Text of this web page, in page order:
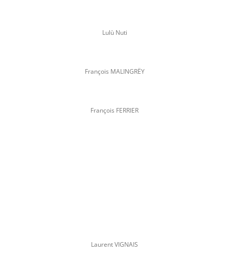
Lulù Nuti
François MALINGRËY
François FERRIER
Laurent VIGNAIS